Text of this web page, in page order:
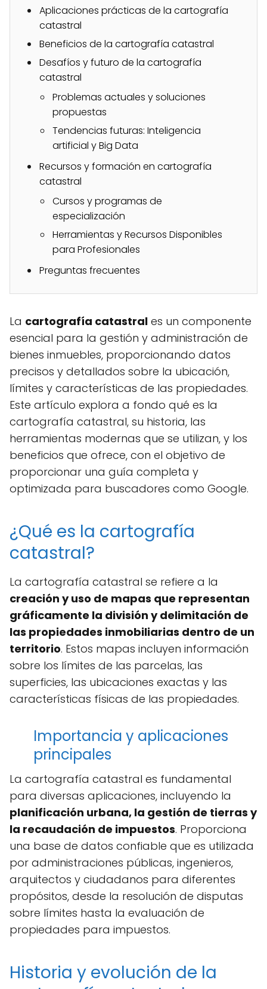
Aplicaciones prácticas de la cartografía
catastral
Beneficios de la cartografía catastral
Desafíos y futuro de la cartografía
catastral
Problemas actuales y soluciones
propuestas
Tendencias futuras: Inteligencia
artificial y Big Data
Recursos y formación en cartografía
catastral
Cursos y programas de
especialización
Herramientas y Recursos Disponibles
para Profesionales
Preguntas frecuentes
La cartografía catastral es un componente
esencial para la gestión y administración de
bienes inmuebles, proporcionando datos
precisos y detallados sobre la ubicación,
límites y características de las propiedades.
Este artículo explora a fondo qué es la
cartografía catastral, su historia, las
herramientas modernas que se utilizan, y los
beneficios que ofrece, con el objetivo de
proporcionar una guía completa y
optimizada para buscadores como Google.
¿Qué es la cartografía
catastral?
La cartografía catastral se refiere a la
creación y uso de mapas que representan
gráficamente la división y delimitación de
las propiedades inmobiliarias dentro de un
territorio. Estos mapas incluyen información
sobre los límites de las parcelas, las
superficies, las ubicaciones exactas y las
características físicas de las propiedades.
Importancia y aplicaciones
principales
La cartografía catastral es fundamental
para diversas aplicaciones, incluyendo la
planificación urbana, la gestión de tierras y
la recaudación de impuestos. Proporciona
una base de datos confiable que es utilizada
por administraciones públicas, ingenieros,
arquitectos y ciudadanos para diferentes
propósitos, desde la resolución de disputas
sobre límites hasta la evaluación de
propiedades para impuestos.
Historia y evolución de la